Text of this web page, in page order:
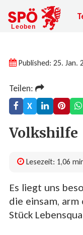
Published: 25. Jan.
Teilen:
X
Volkshilfe
Lesezeit: 1,06
Es liegt uns
die einsam,
Stück